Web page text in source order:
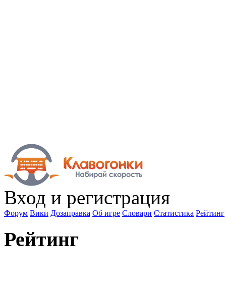
Вход и регистрация
Форум Вики Дозаправка Об игре Словари Статистика Рейтинг
Рейтинг